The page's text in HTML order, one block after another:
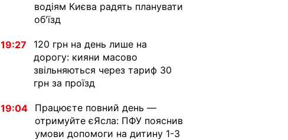
водіям Києва радять планувати
об'їзд
19:27
120 грн на день лише на
дорогу: кияни масово
звільняються через тариф 30
грн за проїзд
19:04
Працюєте повний день —
отримуйте єЯсла: ПФУ пояснив
умови допомоги на дитину 1-3